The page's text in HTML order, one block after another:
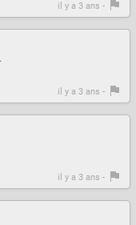
il y a 3 ans -
il y a 3 ans -
il y a 3 ans -